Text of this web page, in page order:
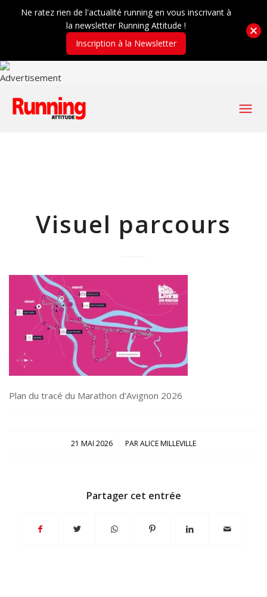
Visuel parcours
Plan du tracé du Marathon d’Avignon 2026
21 MAI 2026
/ PARALICE MILLEVILLE
Partager cet entrée
Ne ratez rien de l'actualité running en vous inscrivant à
la newsletter Running Attitude !
Inscription à la Newsletter